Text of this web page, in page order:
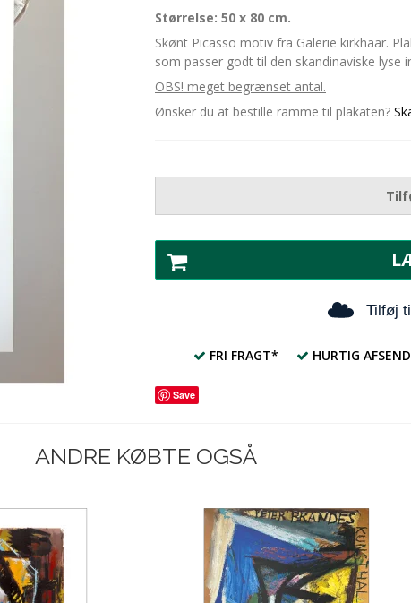
Størrelse: 50 x 80 cm.
Skønt Picasso motiv fra Galerie kirkhaar.
som passer godt til den skandinaviske lyse
OBS! meget begrænset antal.
Ønsker du at bestille ramme til plakaten?
Tilføj
FRI FRAGT* HURTIG
Save
ANDRE KØBTE OGSÅ